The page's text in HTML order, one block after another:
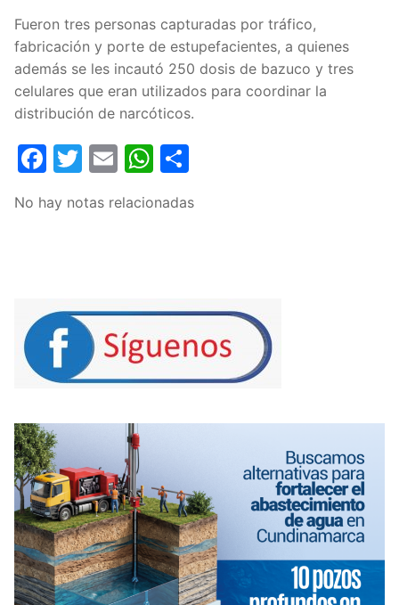
Fueron tres personas capturadas por tráfico,
fabricación y porte de estupefacientes, a quienes
además se les incautó 250 dosis de bazuco y tres
celulares que eran utilizados para coordinar la
distribución de narcóticos.
Facebook
Twitter
EmailWhatsApp
No hay notas relacionadas